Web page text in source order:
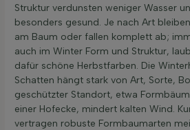
Struktur verdunsten weniger Wasser
besonders gesund. Je nach Art
am Baum oder fallen komplett ab;
auch im Winter Form und Struktur,
dafür schöne Herbstfarben. Die
Schatten hängt stark von Art, Sorte,
geschützter Standort, etwa
einer Hofecke, mindert kalten Wind.
vertragen robuste Formbaumarten